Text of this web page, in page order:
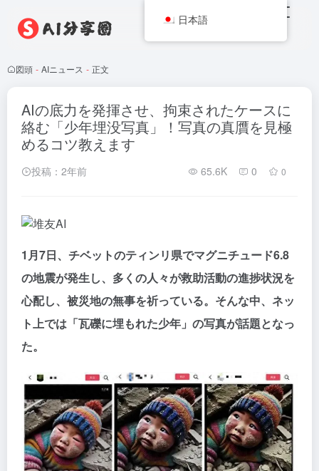
図頭 - AIニュース - 正文
AIの底力を発揮させ、拘束されたケースに
絡む「少年埋没写真」！写真の真贋を見極
めるコツ教えます
投稿：2年前 65.6K 0 0
1月7日、チベットのティンリ県でマグニチュード6.8
の地震が発生し、多くの人々が救助活動の進捗状況を
心配し、被災地の無事を祈っている。そんな中、ネッ
ト上では「瓦礫に埋もれた少年」の写真が話題となっ
た。
日本語